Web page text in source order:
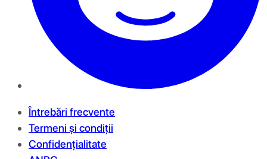
Întrebări frecvente
Termeni și condiții
Confidențialitate